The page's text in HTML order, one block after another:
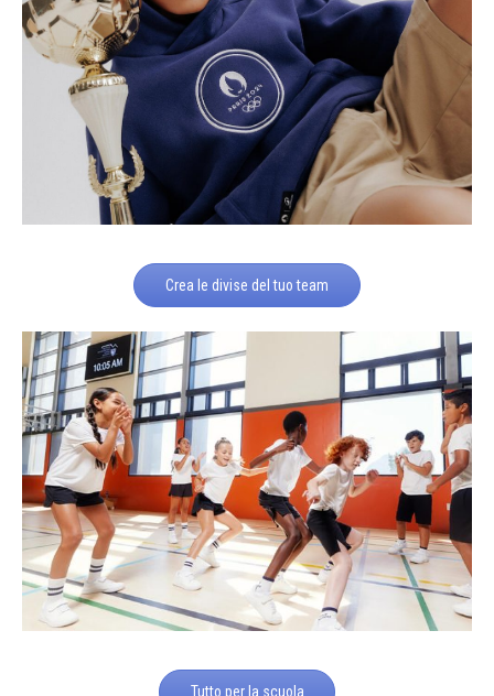
Crea le divise del tuo team
Tutto per la scuola